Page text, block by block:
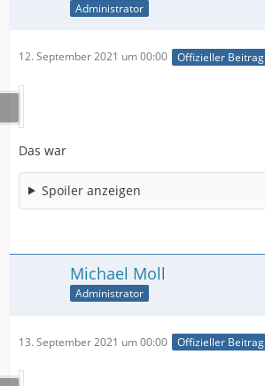
Administrator
12. September 2021 um 00:00 Offizieller Beitrag
Das war
Spoiler anzeigen
Michael Moll
Administrator
13. September 2021 um 00:00 Offizieller Beitrag